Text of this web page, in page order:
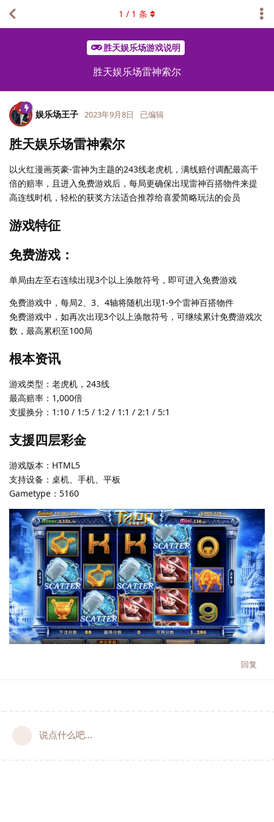
胜天娱乐场游戏说明
胜天娱乐场雷神索尔
1 / 1 条
娱乐场王子 2023年9月8日 已编辑
胜天娱乐场雷神索尔
以火红漫画英豪-雷神为主题的243线老虎机，满线赔付调配最高千
倍的赔率，且进入免费游戏后，每局更确保出现雷神百搭物件来提
高连线时机，轻松的获奖方法适合推荐给喜爱简略玩法的会员
游戏特征
免费游戏：
单局由左至右连续出现3个以上涣散符号，即可进入免费游戏
免费游戏中，每局2、3、4轴将随机出现1-9个雷神百搭物件
免费游戏中，如再次出现3个以上涣散符号，可继续累计免费游戏次
数，最高累积至100局
根本资讯
游戏类型：老虎机，243线
最高赔率：1,000倍
支援换分：1:10 / 1:5 / 1:2 / 1:1 / 2:1 / 5:1
支援四层彩金
游戏版本：HTML5
支持设备：桌机、手机、平板
Gametype：5160
回复
说点什么吧...